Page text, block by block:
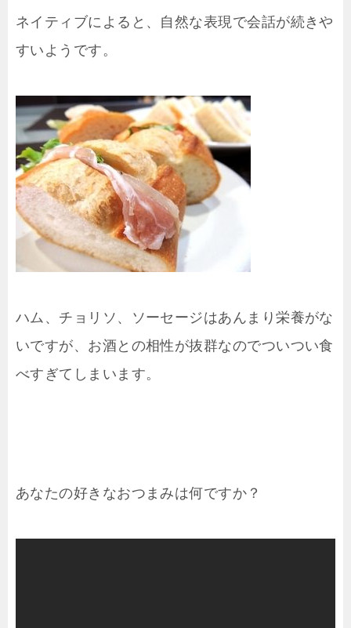
ネイティブによると、自然な表現で会話が続きや
すいようです。
ハム、チョリソ、ソーセージはあんまり栄養がな
いですが、お酒との相性が抜群なのでついつい食
べすぎてしまいます。
あなたの好きなおつまみは何ですか？